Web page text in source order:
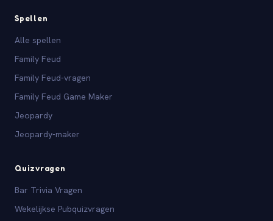
Spellen
Alle spellen
Family Feud
Family Feud-vragen
Family Feud Game Maker
Jeopardy
Jeopardy-maker
Quizvragen
Bar Trivia Vragen
Wekelijkse Pubquizvragen